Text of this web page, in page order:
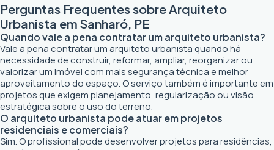
Perguntas Frequentes sobre Arquiteto
Urbanista em Sanharó, PE
Quando vale a pena contratar um arquiteto urbanista?
Vale a pena contratar um arquiteto urbanista quando há
necessidade de construir, reformar, ampliar, reorganizar ou
valorizar um imóvel com mais segurança técnica e melhor
aproveitamento do espaço. O serviço também é importante em
projetos que exigem planejamento, regularização ou visão
estratégica sobre o uso do terreno.
O arquiteto urbanista pode atuar em projetos
residenciais e comerciais?
Sim. O profissional pode desenvolver projetos para residências,